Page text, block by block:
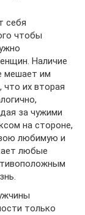
себя
чтобы
Наличие
мешает им
что их вторая
за чужими
на стороне,
любимую и
любые
только